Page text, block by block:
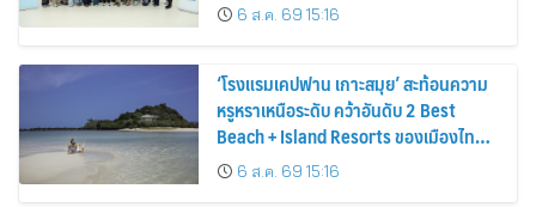
6 ส.ค. 69 15:16
‘โรงแรมเคปฟาน เกาะสมุย’ สะท้อนความ
หรูหราเหนือระดับ คว้าอันดับ 2 Best
Beach + Island Resorts ของเมืองไทย
จากงานประกาศรางวัล T+L Luxury
Awards Asia Pacific 2026
6 ส.ค. 69 15:16